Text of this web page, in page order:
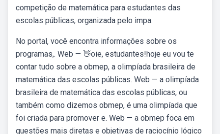
competição de matemática para estudantes das
escolas públicas, organizada pelo impa.
No portal, você encontra informações sobre os
programas,. Web — 👋oie, estudantes!hoje eu vou te
contar tudo sobre a obmep, a olimpíada brasileira de
matemática das escolas públicas. Web — a olimpíada
brasileira de matemática das escolas públicas, ou
também como dizemos obmep, é uma olimpíada que
foi criada para promover e. Web — a obmep foca em
questões mais diretas e objetivas de raciocínio lógico